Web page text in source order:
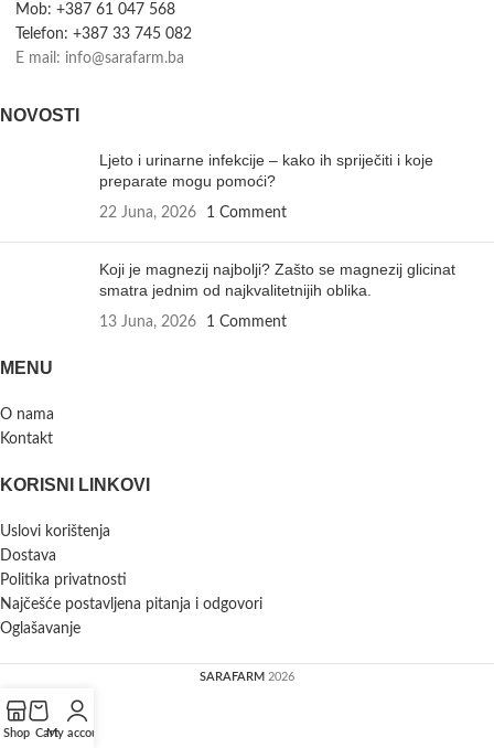
Mob: +387 61 047 568
Telefon: +387 33 745 082
E mail: info@sarafarm.ba
NOVOSTI
Ljeto i urinarne infekcije – kako ih spriječiti i koje
preparate mogu pomoći?
22 Juna, 2026 1 Comment
Koji je magnezij najbolji? Zašto se magnezij glicinat
smatra jednim od najkvalitetnijih oblika.
13 Juna, 2026 1 Comment
MENU
O nama
Kontakt
KORISNI LINKOVI
Uslovi korištenja
Dostava
Politika privatnosti
Najčešće postavljena pitanja i odgovori
Oglašavanje
SARAFARM 2026
Shop CartMy account